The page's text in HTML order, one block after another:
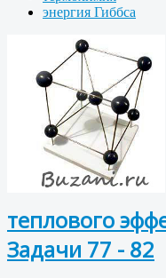
энергия Гиббса
теплового
Задачи 77 - 82